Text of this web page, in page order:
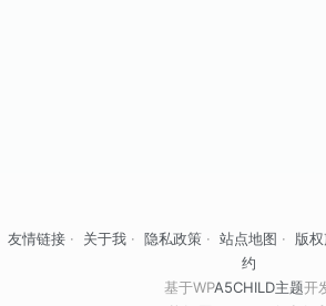
友情链接 · 关于我 · 隐私政策 · 站点地图 · 版
约
基于WPA5CHILD主题开